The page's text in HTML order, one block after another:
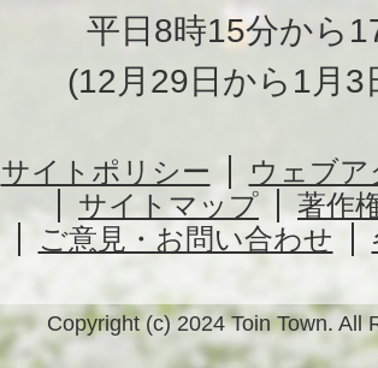
平日8時15分から
(12月29日から1月3
サイトポリシー
ウェブ
サイトマップ
著作
ご意見・お問い合わせ
Copyright (c) 2024 Toin Town. All